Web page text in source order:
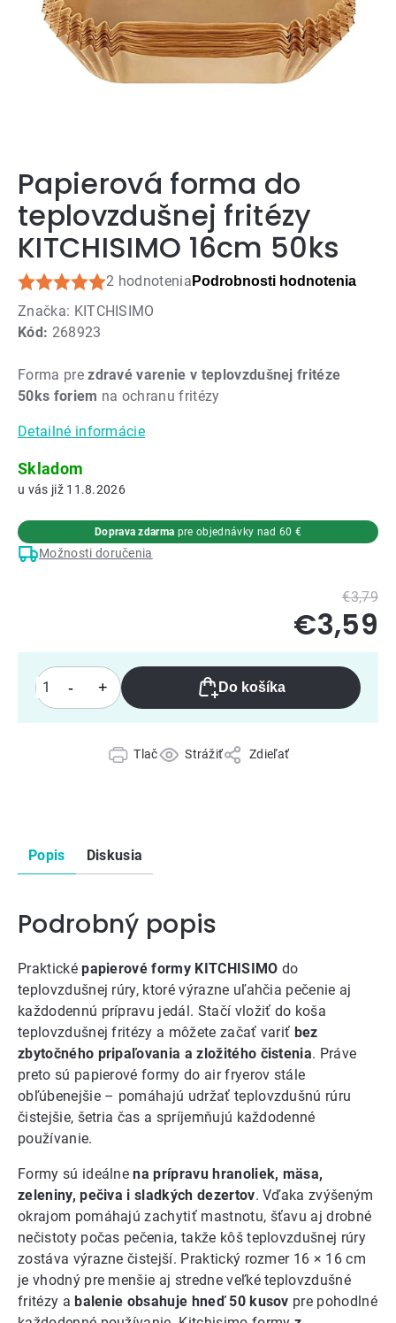
Papierová forma do
teplovzdušnej fritézy
KITCHISIMO 16cm 50ks
Kód: 268923
Priemerné
hodnotenie
produktu
5,0
z
hviezdičiek.
2 hodnotenia Podrobnosti hodnotenia
Značka: KITCHISIMO
Do košíka
Forma prezdravé varenie v teplovzdušnej fritéze
50ks foriem na ochranu fritézy
Detailné informácie
Tlač Strážiť Zdieľať
Skladom
11.8.2026
Možnosti doručenia
Doprava zdarma pre objednávky nad 60 €
€3,79
€3,59
Popis Diskusia
Podrobný popis
Prakticképapierové formy KITCHISIMO do
teplovzdušnej rúry, ktoré výrazne uľahčia pečenie aj
každodennú prípravu jedál. Stačí vložiť do koša
teplovzdušnej fritézy a môžete začať variť bez
zbytočného pripaľovania a zložitého čistenia. Práve
preto sú papierové formy do air fryerov stále
obľúbenejšie – pomáhajú udržať teplovzdušnú rúru
čistejšie, šetria čas a spríjemňujú každodenné
používanie.
Formy sú ideálnena prípravu hranoliek, mäsa,
zeleniny, pečiva i sladkých dezertov. Vďaka zvýšeným
okrajom pomáhajú zachytiť mastnotu, šťavu aj drobné
nečistoty počas pečenia, takže kôš teplovzdušnej rúry
zostáva výrazne čistejší. Praktický rozmer 16 × 16 cm
je vhodný pre menšie aj stredne veľké teplovzdušné
fritézy abalenie obsahuje hneď 50 kusov pre pohodlné